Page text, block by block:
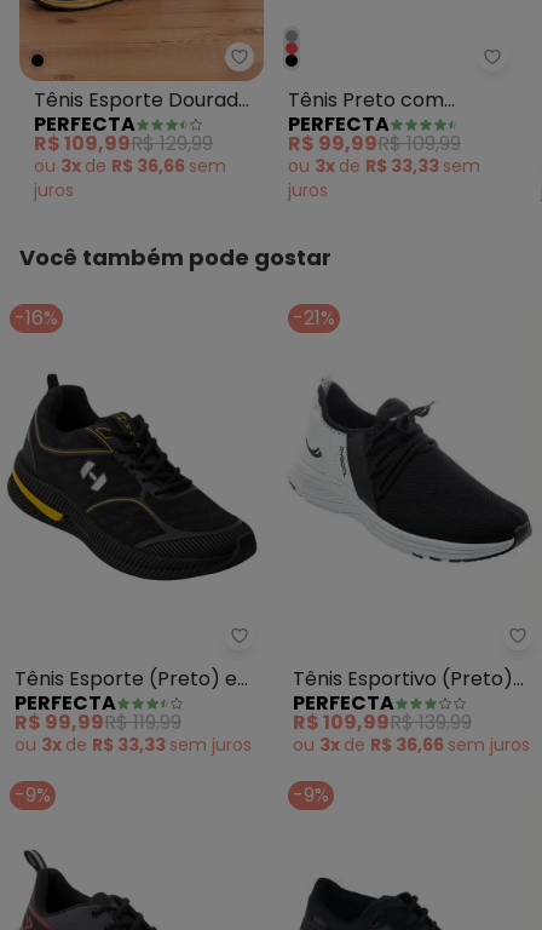
Perfecta - Tênis Esporte
Tênis Esporte Dourado
em Tecido
PERFECTA
R$ 109,99R$ 129,99
ou 3x de R$ 36,66 sem
juros
Tênis Preto com
Detalhe em Branco
PERFECTA
R$ 99,99R$ 109,99
ou 3x de R$ 33,33 sem
juros
Você também pode gostar
-16%
Perfecta - Tênis Esporte
Tênis Esporte (Preto) em
Tecido
PERFECTA
R$ 99,99R$ 119,99
ou 3x de R$ 33,33 sem juros
-21%
Tênis Esportivo (Preto)
em Tecido
PERFECTA
R$ 109,99R$ 139,99
ou 3x de R$ 36,66 sem juros
-9% -9%